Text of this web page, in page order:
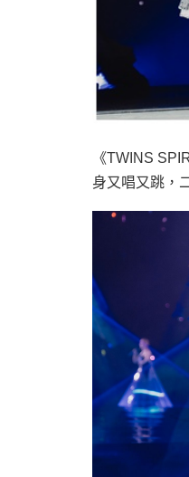
《TWINS
身又唱又跳，